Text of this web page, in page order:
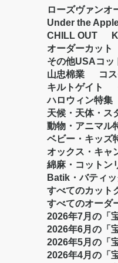
ローズヴァンオ
Under the
CHILL OUT
オーダーカット
その他USAコッ
山忠棉業
コ
キルトゲイト
ハロウィン特集
天候・天体・ス
動物・アニマル
ベビー・キッズ
オックス・キャ
綿麻・コットン
Batik・バティッ
すべてのカット
すべてのオーダ
2026年7月の「
2026年6月の「
2026年5月の「
2026年4月の「